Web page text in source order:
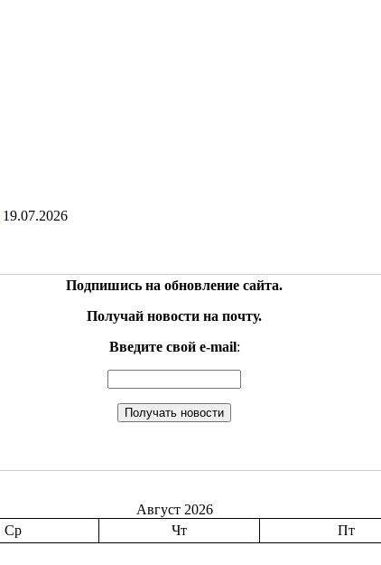
19.07.2026
Подпишись на обновление сайта.
Получай новости на почту.
Введите свой e-mail:
Август 2026
Ср Чт Пт